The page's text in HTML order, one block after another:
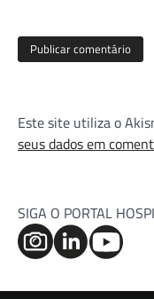
Este site utiliza o
seus dados em
SIGA O PORTAL